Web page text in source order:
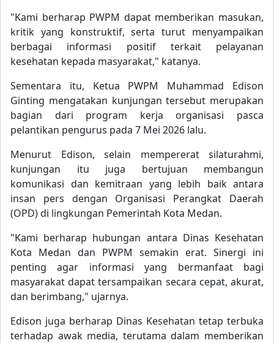
"Kami berharap PWPM dapat memberikan masukan,
kritik yang konstruktif, serta turut menyampaikan
berbagai informasi positif terkait pelayanan
kesehatan kepada masyarakat," katanya.
Sementara itu, Ketua PWPM Muhammad Edison
Ginting mengatakan kunjungan tersebut merupakan
bagian dari program kerja organisasi pasca
pelantikan pengurus pada 7 Mei 2026 lalu.
Menurut Edison, selain mempererat silaturahmi,
kunjungan itu juga bertujuan membangun
komunikasi dan kemitraan yang lebih baik antara
insan pers dengan Organisasi Perangkat Daerah
(OPD) di lingkungan Pemerintah Kota Medan.
"Kami berharap hubungan antara Dinas Kesehatan
Kota Medan dan PWPM semakin erat. Sinergi ini
penting agar informasi yang bermanfaat bagi
masyarakat dapat tersampaikan secara cepat, akurat,
dan berimbang," ujarnya.
Edison juga berharap Dinas Kesehatan tetap terbuka
terhadap awak media, terutama dalam memberikan